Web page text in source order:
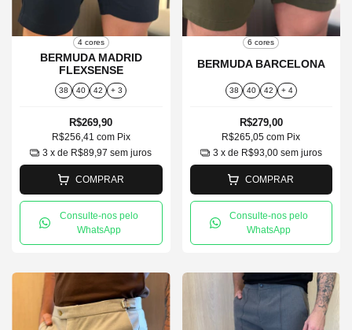
4 cores
BERMUDA MADRID
FLEXSENSE
38 40 42 + 3
R$269,90
R$256,41 com Pix
3 x de R$89,97 sem juros
COMPRAR
Consulte-nos pelo
WhatsApp
6 cores
BERMUDA BARCELONA
38 40 42 + 4
R$279,00
R$265,05com Pix
3 x de R$93,00 sem juros
COMPRAR
Consulte-nos pelo
WhatsApp